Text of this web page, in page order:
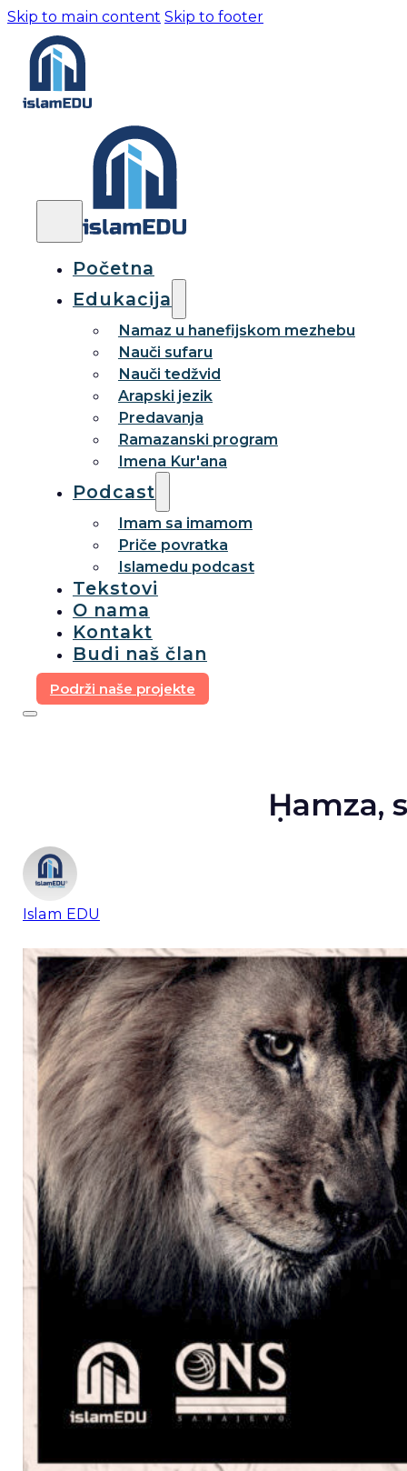
Skip to main content Skip to footer
Početna
Edukacija
Namaz u hanefijskom mezhebu
Nauči sufaru
Nauči tedžvid
Arapski jezik
Predavanja
Ramazanski program
Imena Kur'ana
Podcast
Imam sa imamom
Priče povratka
Islamedu podcast
Tekstovi
O nama
Kontakt
Budi naš član
Podrži naše projekte
Ḥamza,
Islam EDU